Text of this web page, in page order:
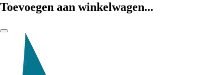
Toevoegen aan winkelwagen...